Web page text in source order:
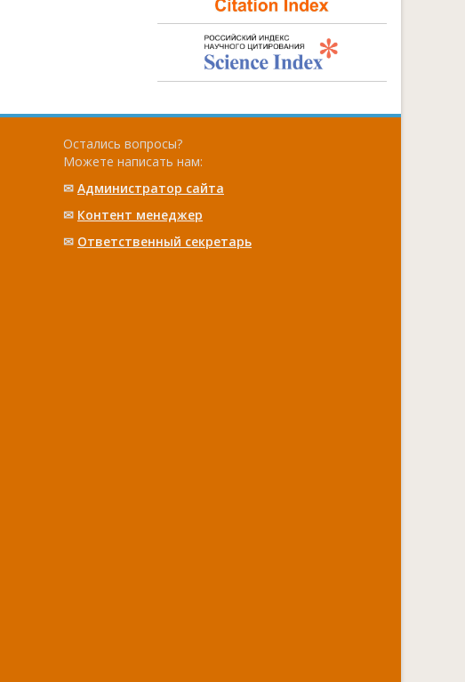
Остались вопросы?
Можете написать нам:
✉ Администратор сайта
✉ Контент менеджер
✉ Ответственный cекретарь